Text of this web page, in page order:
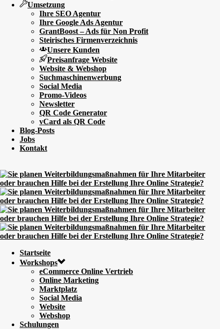
Umsetzung
Ihre SEO Agentur
Ihre Google Ads Agentur
GrantBoost – Ads für Non Profit
Steirisches Firmenverzeichnis
Unsere Kunden
Preisanfrage Website
Website & Webshop
Suchmaschinenwerbung
Social Media
Promo-Videos
Newsletter
QR Code Generator
vCard als QR Code
Blog-Posts
Jobs
Kontakt
Startseite
Workshops
eCommerce Online Vertrieb
Online Marketing
Marktplatz
Social Media
Website
Webshop
Schulungen